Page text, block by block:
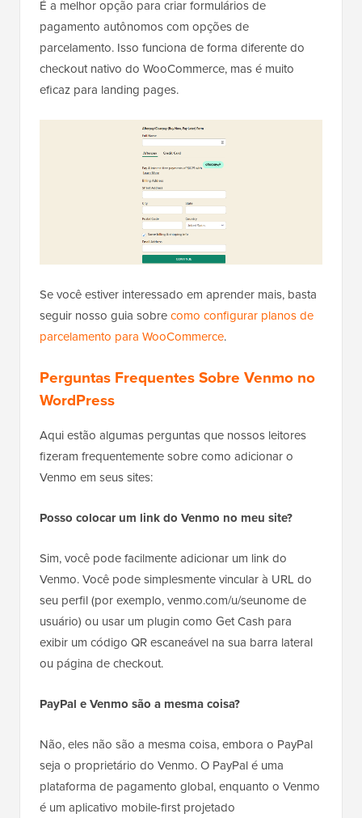
É a melhor opção para criar formulários de
pagamento autônomos com opções de
parcelamento. Isso funciona de forma diferente do
checkout nativo do WooCommerce, mas é muito
eficaz para landing pages.
Se você estiver interessado em aprender mais, basta
seguir nosso guia sobrecomo configurar planos de
parcelamento para WooCommerce.
Perguntas Frequentes Sobre Venmo no
WordPress
Aqui estão algumas perguntas que nossos leitores
fizeram frequentemente sobre como adicionar o
Venmo em seus sites:
Posso colocar um link do Venmo no meu site?
Sim, você pode facilmente adicionar um link do
Venmo. Você pode simplesmente vincular à URL do
seu perfil (por exemplo, venmo.com/u/seunome de
usuário) ou usar um plugin como Get Cash para
exibir um código QR escaneável na sua barra lateral
ou página de checkout.
PayPal e Venmo são a mesma coisa?
Não, eles não são a mesma coisa, embora o PayPal
seja o proprietário do Venmo. O PayPal é uma
plataforma de pagamento global, enquanto o Venmo
é um aplicativo mobile-first projetado